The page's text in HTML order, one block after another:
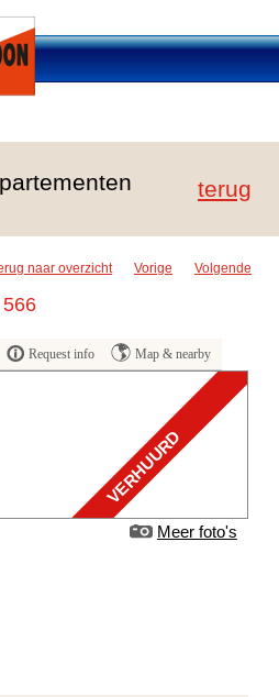
terug
naar overzicht Vorige Volgende
Request info Map & nearby
VERHUURD
Meer foto's